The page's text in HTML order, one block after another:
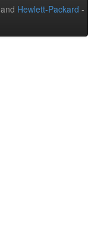
and Hewlett-Packard -